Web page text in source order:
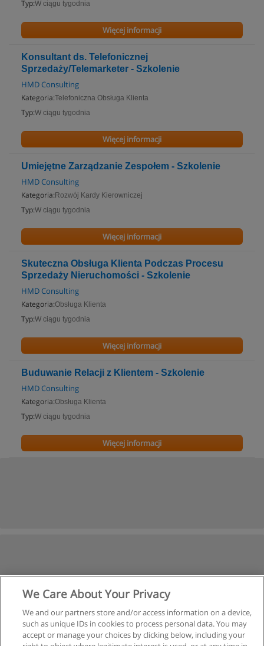
Typ:W ciągu tygodnia
Więcej informacji
Konsultant ds. Telefonicznej
Sprzedaży/Telemarketer - Szkolenie
HMD Consulting
Kategoria:Telefoniczna Obsługa Klienta
Typ:W ciągu tygodnia
Więcej informacji
Umiejętne Zarządzanie Zespołem - Szkolenie
HMD Consulting
Kategoria: Rozwój Kardy Kierowniczej
Typ:W ciągu tygodnia
Więcej informacji
Skuteczna Obsługa Klienta Podczas Procesu
Sprzedaży Nieruchomości - Szkolenie
HMD Consulting
Kategoria:Obsługa Klienta
Typ:W ciągu tygodnia
Więcej informacji
Buduwanie Relacji z Klientem - Szkolenie
HMD Consulting
Kategoria:Obsługa Klienta
Typ:W ciągu tygodnia
Więcej informacji
We Care About Your Privacy
We and our partners store and/or access information on a device,
such as unique IDs in cookies to process personal data. You may
accept or manage your choices by clicking below, including your